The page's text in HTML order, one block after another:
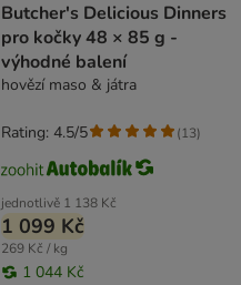
Butcher's Delicious Dinners
pro kočky 48 × 85 g -
výhodné balení
hovězí maso & játra
jednotlivě 1 138 Kč
1 099 Kč
269 Kč / kg
1 044 Kč
Rating: 4.5/5 (13)